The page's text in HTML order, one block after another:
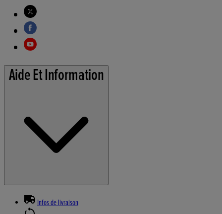
Aide Et Information
Infos de livraison